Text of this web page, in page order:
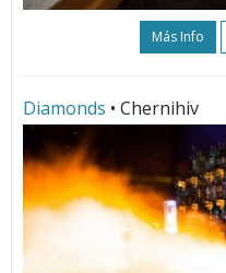
Más Info
Diamonds • Chernihiv